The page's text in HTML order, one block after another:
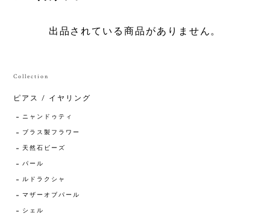
出品されている商品がありません。
Collection
ピアス / イヤリング
ニャンドゥティ
ブラス製フラワー
天然石ビーズ
パール
ルドラクシャ
マザーオブパール
シェル